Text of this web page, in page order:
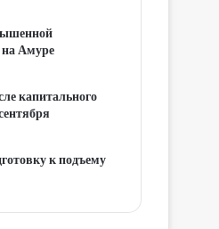
на Амуре
капитального
к подъему